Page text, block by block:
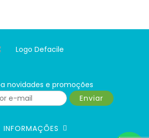
novidades e promoções
Enviar
INFORMAÇÕES